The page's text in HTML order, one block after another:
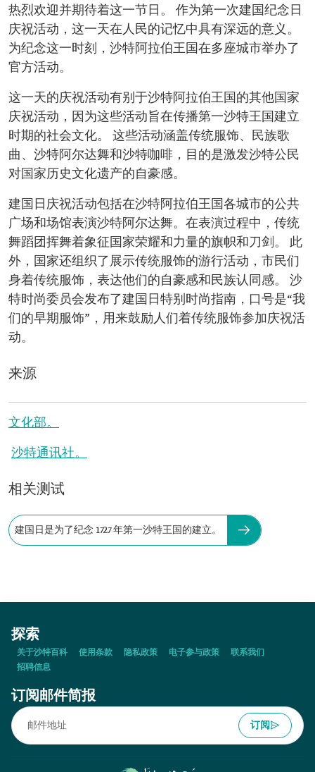
热烈欢迎并期待着这一节日。 作为第一次建国纪念日
庆祝活动，这一天在人民的记忆中具有深远的意义。
为纪念这一时刻，沙特阿拉伯王国在多座城市举办了
官方活动。
这一天的庆祝活动有别于沙特阿拉伯王国的其他国家
庆祝活动，因为这些活动旨在传播第一沙特王国建立
时期的社会文化。 这些活动涵盖传统服饰、民族歌
曲、沙特阿尔达舞和沙特咖啡，目的是激发沙特公民
对国家历史文化遗产的自豪感。
建国日庆祝活动包括在沙特阿拉伯王国各城市的公共
广场和场馆表演沙特阿尔达舞。在表演过程中，传统
舞蹈团挥舞着象征国家荣耀和力量的旗帜和刀剑。 此
外，国家还组织了展示传统服饰的游行活动，市民们
身着传统服饰，表达他们的自豪感和民族认同感。 沙
特时尚委员会发布了建国日特别时尚指南，口号是“我
们的早期服饰”，用来鼓励人们着传统服饰参加庆祝活
动。
来源
文化部。
沙特通讯社。
相关测试
建国日是为了纪念 1727 年第一沙特王国的建立。
探索
关于沙特百科 使用条款 隐私政策 电子参与政策
联系我们
招聘信息
订阅邮件简报
订阅